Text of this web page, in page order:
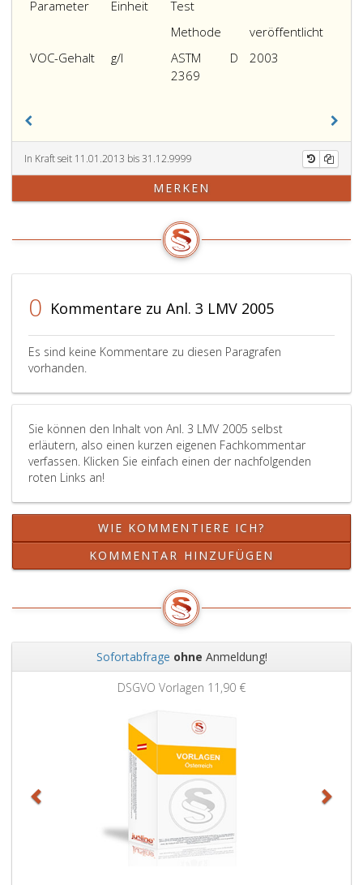
Parameter
Einheit
Test
Methode
veröffentlicht
VOC-Gehalt
g/l
ASTM D
2369
2003
In Kraft seit 11.01.2013 bis 31.12.9999
MERKEN
0 Kommentare zu Anl. 3 LMV 2005
Es sind keine Kommentare zu diesen Paragrafen
vorhanden.
Sie können den Inhalt von Anl. 3 LMV 2005 selbst
erläutern, also einen kurzen eigenen Fachkommentar
verfassen. Klicken Sie einfach einen der nachfolgenden
roten Links an!
WIE KOMMENTIERE ICH?
KOMMENTAR HINZUFÜGEN
Sofortabfrage ohne Anmeldung!
DSGVO Vorlagen 11,90 €